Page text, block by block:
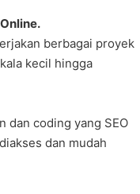
berbagai proyek
kecil hingga
dan coding yang SEO
dan mudah